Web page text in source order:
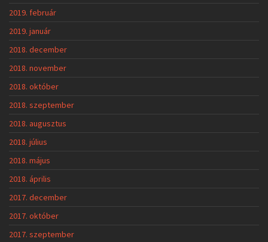
2019. február
2019. január
2018. december
2018. november
2018. október
2018. szeptember
2018. augusztus
2018. július
2018. május
2018. április
2017. december
2017. október
2017. szeptember